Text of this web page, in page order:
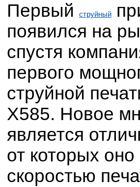
Первый струйный
появился на
спустя
первого
струйной
X585. Новое
является
от которых
скоростью